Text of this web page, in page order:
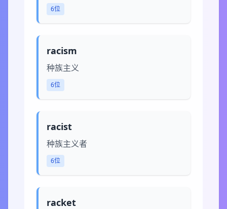
6位
racism
种族主义
6位
racist
种族主义者
6位
racket